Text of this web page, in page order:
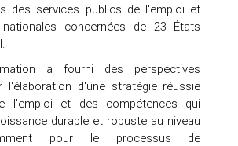
des services publics de l'emploi et
concernées de 23 États
a fourni des perspectives
l'élaboration d'une stratégie réussie
l'emploi et des compétences qui
durable et robuste au niveau
pour le processus de